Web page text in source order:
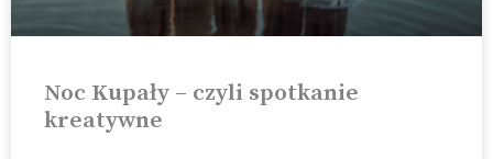
Noc Kupały – czyli spotkanie
kreatywne